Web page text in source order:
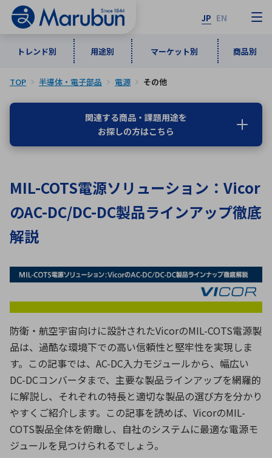
JP EN
トレンド別 用途別 マーケット別 商品別
トレンド別
インダストリアルDXソリューション
5G・Local 5G
データセンタ・クラウド
ミリ波レーダー
ブログ｜ここから始まる最新技術
用途別
通信・ネットワーク
監視・セキュリティ
接着・接合
製品製造・加工
レーダ・衛星通信
マーケット別
情報通信 宇宙・防衛
民生 医療
商品別
計測・測定・表示機器 検査・分析機器
ICTソリューション 組立・ロボティクス
レーザー・光学部品 組込コンピュータ
特定用途向け・その他 サービス
メーカ一覧
な行
は行 ま行
や行
ら行
わ行
A B C
D
E
F G
H
I
J K
L
M
N O
P
R S
T
U
V W
X
Y
Z
TOP 半導体・電子部品 電源 その他
関連する商品・課題用途を
お探しの方はこちら
MIL-COTS電源ソリューション：Vicor
のAC-DC/DC-DC製品ラインアップ徹底
解説
防衛・航空宇宙向けに設計されたVicorのMIL-COTS電源製
品は、過酷な環境下での高い信頼性と堅牢性を実現しま
す。この記事では、 AC-DC入力モジュールから、幅広い
DC-DCコンバータまで、主要な製品ラインアップを網羅的
に解説し、それぞれの特長と適切な製品の選び方を分かり
やすくご紹介します。この記事を読めば、 VicorのMIL-
COTS製品全体を俯瞰し、自社のシステムに最適な電源モ
ジュールを見つけられるでしょう。